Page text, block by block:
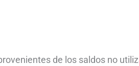
de los saldos no